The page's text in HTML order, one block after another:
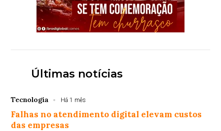
Últimas notícias
Tecnologia Há 1 mês
Falhas no atendimento digital elevam custos
das empresas